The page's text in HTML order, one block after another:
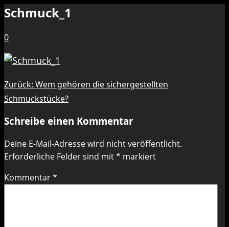
Schmuck_1
0
Beitragsnavigation
Zurück: Wem gehören die sichergestellten
Schmuckstücke?
Schreibe einen Kommentar
Deine E-Mail-Adresse wird nicht veröffentlicht.
Erforderliche Felder sind mit* markiert
Kommentar*